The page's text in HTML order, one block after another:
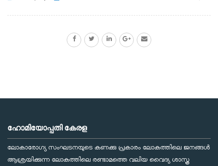
ഹോമിയോപ്പതി കേരള
ലോകാരോഗ്യ സംഘടനയുടെ കണക്കു പ്രകാരം ലോകത്തിലെ ജനങ്ങള്‍
ആശ്രയിക്കുന്ന ലോകത്തിലെ രണ്ടാമത്തെ വലിയ വൈദ്യ ശാസ്ത്ര